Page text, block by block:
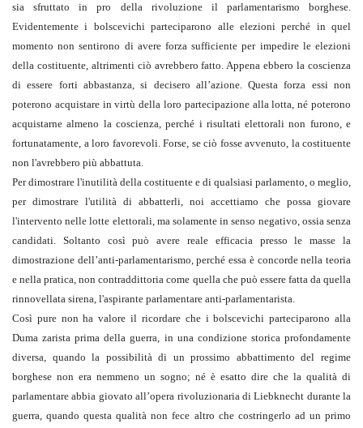
sia sfruttato in pro della rivoluzione il parlamentarismo borghese.
Evidentemente i bolscevichi parteciparono alle elezioni perché in quel
momento non sentirono di avere forza sufficiente per impedire le elezioni
della costituente, altrimenti ciò avrebbero fatto. Appena ebbero la coscienza
di essere forti abbastanza, si decisero all’azione. Questa forza essi non
poterono acquistare in virtù della loro partecipazione alla lotta, né poterono
acquistarne almeno la coscienza, perché i risultati elettorali non furono, e
fortunatamente, a loro favorevoli. Forse, se ciò fosse avvenuto, la costituente
non l'avrebbero più abbattuta.
Per dimostrare l'inutilità della costituente e di qualsiasi parlamento, o meglio,
per dimostrare l'utilità di abbatterli, noi accettiamo che possa giovare
l'intervento nelle lotte elettorali, ma solamente in senso negativo, ossia senza
candidati. Soltanto così può avere reale efficacia presso le masse la
dimostrazione dell’anti-parlamentarismo, perché essa è concorde nella teoria
e nella pratica, non contrad­dittoria come quella che può essere fatta da quella
rinnovellata sirena, l'aspirante parlamentare anti-parlamentarista.
Così pure non ha valore il ricordare che i bolscevichi parteciparono alla
Duma zarista prima della guerra, in una condizione storica profondamente
diversa, quando la possibilità di un prossimo abbattimento del regime
borghese non era nemmeno un sogno; né è esatto dire che la qualità di
parlamentare abbia giovato all’opera rivoluzionaria di Liebknecht durante la
guerra, quando questa qualità non fece altro che costringerlo ad un primo